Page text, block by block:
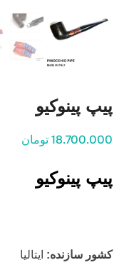
پیپ پینوکیو
18.700.000 تومان
پیپ پینوکیو
کشور سازنده: ایتالیا